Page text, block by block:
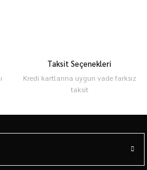
Taksit Seçenekleri
Kredi kartlarına uygun vade farksız
taksit